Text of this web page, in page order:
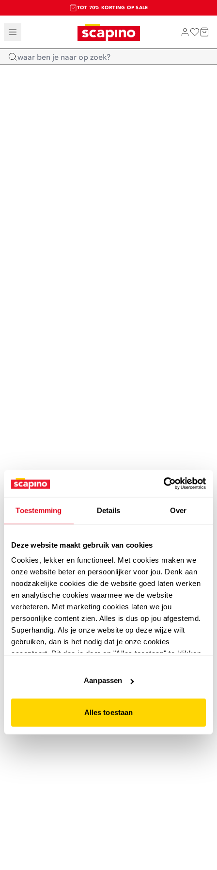
Toestemming Details Over
Deze website maakt gebruik van cookies
Cookies, lekker en functioneel. Met cookies maken we
onze website beter en persoonlijker voor jou. Denk aan
noodzakelijke cookies die de website goed laten werken
en analytische cookies waarmee we de website
verbeteren. Met marketing cookies laten we jou
persoonlijke content zien. Alles is dus op jou afgestemd.
Superhandig. Als je onze website op deze wijze wilt
gebruiken, dan is het nodig dat je onze cookies
accepteert. Dit doe je door op "Alles toestaan" te klikken.
website niet optimaal functioneert.
Aanpassen
Alles toestaan
TOT 70% KORTING OP SALE
SALE: LAATSTE KANS!
SHOP NIEUW
Home